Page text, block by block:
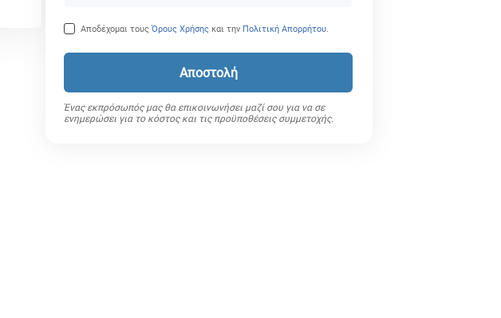
Αποδέχομαι τους Όρους Χρήσης και την Πολιτική Απορρήτου.
Αποστολή
Ένας εκπρόσωπός μας θα επικοινωνήσει μαζί σου για να σε
ενημερώσει για το κόστος και τις προϋποθέσεις συμμετοχής.